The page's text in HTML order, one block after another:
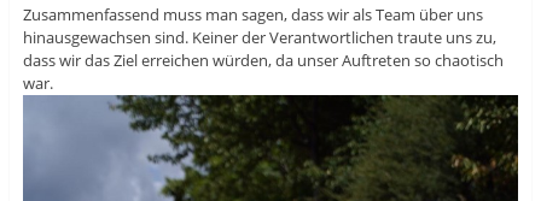
Zusammenfassend muss man sagen, dass wir als Team über uns
hinausgewachsen sind. Keiner der Verantwortlichen traute uns zu,
dass wir das Ziel erreichen würden, da unser Auftreten so chaotisch
war.